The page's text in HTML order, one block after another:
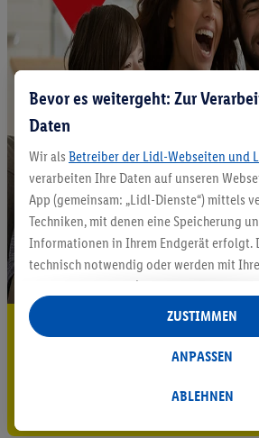
5.95 € Versand
Jetzt zum Newsletter
Gutschein sichern!
Bevor es weitergeht: Zur
Daten
Wir als Betreiber der Lidl-Webseiten und
verarbeiten Ihre Daten auf unseren
App (gemeinsam: „Lidl-Dienste“) mittels
Techniken, mit denen eine Speicherung
Informationen in Ihrem Endgerät erfolgt.
technisch notwendig oder werden mit
auch durch Partner (u.a.
Verantwortliche; im Zusammenhang mit
insgesamt
Statistik-Erstellung oder für
Datenverarbeitungen für personalisierte
ABLEHNEN
ANPASSEN
ZUSTIMMEN